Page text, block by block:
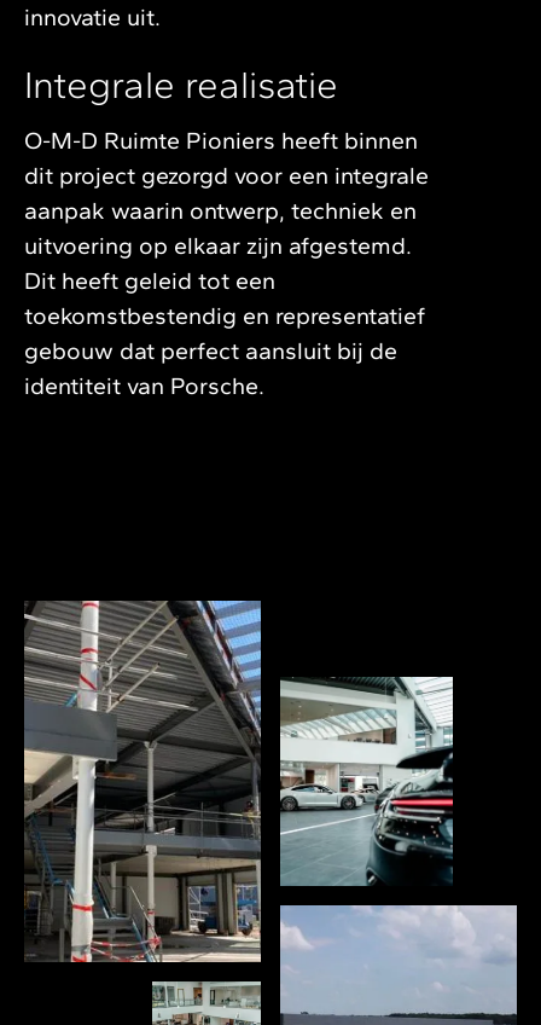
innovatie uit.
Integrale realisatie
O-M-D Ruimte Pioniers heeft binnen
dit project gezorgd voor een integrale
aanpak waarin ontwerp, techniek en
uitvoering op elkaar zijn afgestemd.
Dit heeft geleid tot een
toekomstbestendig en representatief
gebouw dat perfect aansluit bij de
identiteit van Porsche.